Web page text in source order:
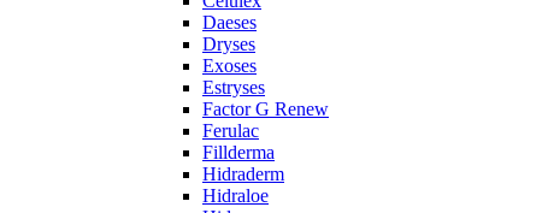
Daeses
Dryses
Exoses
Estryses
Factor G Renew
Ferulac
Fillderma
Hidraderm
Hidraloe